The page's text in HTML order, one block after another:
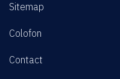
Sitemap
Colofon
Contact